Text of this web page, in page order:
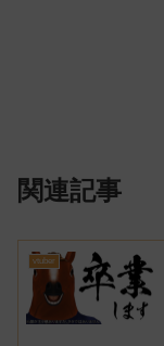
関連記事
vtuber